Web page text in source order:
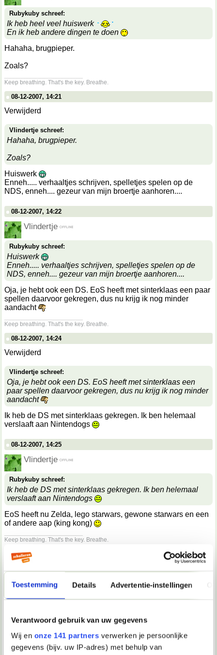
Toestemming Details Advertentie-instellingen
Verantwoord gebruik van uw gegevens
Wij en onze 141 partners verwerken je persoonlijke
gegevens (bijv. uw IP-adres) met behulp van
Rubykuby schreef:
Ik heb heel veel huiswerk
En ik heb andere dingen te doen
Hahaha, brugpieper.
Zoals?
Keep breathing. That's the key. Breathe.
08-12-2007, 14:21
Verwijderd
Vlindertje schreef:
Hahaha, brugpieper.
Zoals?
Huiswerk
Enneh..... verhaaltjes schrijven, spelletjes spelen op de
NDS, enneh.... gezeur van mijn broertje aanhoren....
08-12-2007, 14:22
Vlindertje
Rubykuby schreef:
Huiswerk
Enneh..... verhaaltjes schrijven, spelletjes spelen op de
NDS, enneh.... gezeur van mijn broertje aanhoren....
Oja, je hebt ook een DS. EoS heeft met sinterklaas een paar
spellen daarvoor gekregen, dus nu krijg ik nog minder
aandacht
Keep breathing. That's the key. Breathe.
08-12-2007, 14:24
Verwijderd
Vlindertje schreef:
Oja, je hebt ook een DS. EoS heeft met sinterklaas een
paar spellen daarvoor gekregen, dus nu krijg ik nog minder
aandacht
Ik heb de DS met sinterklaas gekregen. Ik ben helemaal
verslaaft aan Nintendogs
08-12-2007, 14:25
Vlindertje
Rubykuby schreef:
Ik heb de DS met sinterklaas gekregen. Ik ben helemaal
verslaaft aan Nintendogs
EoS heeft nu Zelda, lego starwars, gewone starwars en een
of andere aap (king kong)
Keep breathing. That's the key. Breathe.
08-12-2007, 14:25
flyaway
aap
Vlindertje
flyaway schreef:
aap